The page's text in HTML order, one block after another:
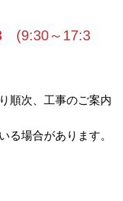
(9:30～17:3
順次、工事のご案内
る場合があります。